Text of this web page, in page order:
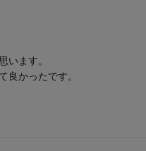
います。
良かったです。